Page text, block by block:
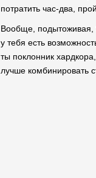
потратить час-два,
Вообще, подытоживая,
у тебя есть
ты поклонник
лучше комбинировать